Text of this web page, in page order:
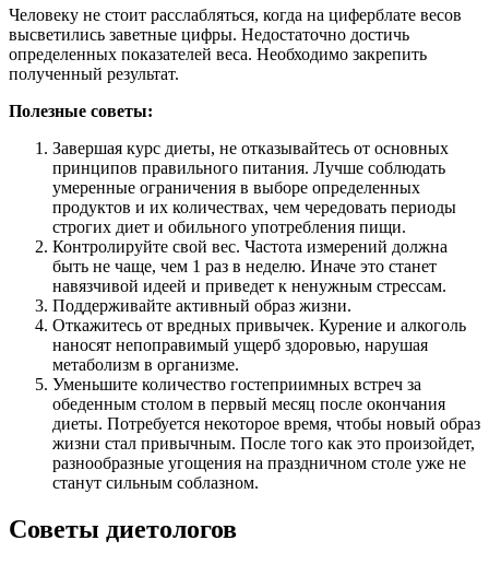
Человеку не стоит расслабляться, когда на циферблате весов
высветились заветные цифры. Недостаточно достичь
определенных показателей веса. Необходимо закрепить
полученный результат.
Полезные советы:
Завершая курс диеты, не отказывайтесь от основных
принципов правильного питания. Лучше соблюдать
умеренные ограничения в выборе определенных
продуктов и их количествах, чем чередовать периоды
строгих диет и обильного употребления пищи.
Контролируйте свой вес. Частота измерений должна
быть не чаще, чем 1 раз в неделю. Иначе это станет
навязчивой идеей и приведет к ненужным стрессам.
Поддерживайте активный образ жизни.
Откажитесь от вредных привычек. Курение и алкоголь
наносят непоправимый ущерб здоровью, нарушая
метаболизм в организме.
Уменьшите количество гостеприимных встреч за
обеденным столом в первый месяц после окончания
диеты. Потребуется некоторое время, чтобы новый образ
жизни стал привычным. После того как это произойдет,
разнообразные угощения на праздничном столе уже не
станут сильным соблазном.
Советы диетологов